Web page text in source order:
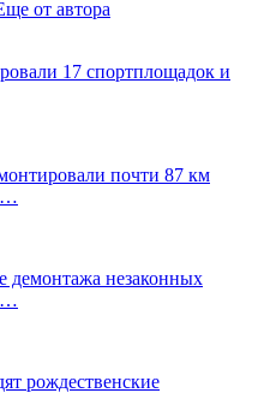
от автора
17 спортплощадок и
почти 87 км
демонтажа незаконных
рождественские